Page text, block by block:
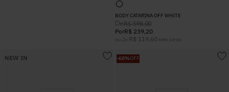
BODY CATARINA OFF WHITE
DeR$ 598,00
PorR$ 239,20
ou 2 x R$ 119 60 sem juros
NEW IN -60%OFF